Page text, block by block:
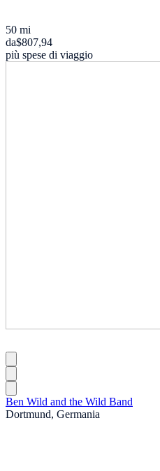
50 mi
da$807,94
più spese di viaggio
Ben Wild and the Wild Band
Dortmund, Germania